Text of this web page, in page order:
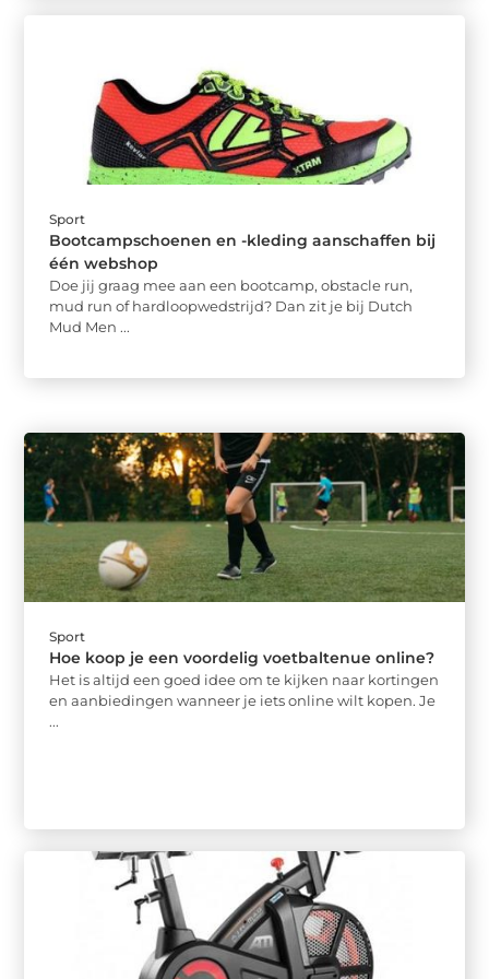
Sport
Bootcampschoenen en -kleding aanschaffen bij
één webshop
Doe jij graag mee aan een bootcamp, obstacle run,
mud run of hardloopwedstrijd? Dan zit je bij Dutch
Mud Men ...
Sport
Hoe koop je een voordelig voetbaltenue online?
Het is altijd een goed idee om te kijken naar kortingen
en aanbiedingen wanneer je iets online wilt kopen. Je
...